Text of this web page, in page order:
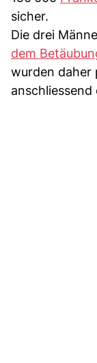
sicher.
Die drei
dem
wurden daher